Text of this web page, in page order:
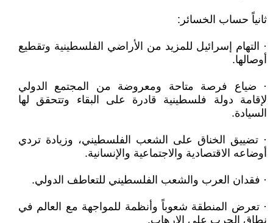
ثانياً حساب الخسائر:
· التهام إسرائيل للمزيد من الأراضي الفلسطينية وتقطيع
أوصالها.
· ضياع فرصة متاحة ومعروضة من المجتمع الدولي
لإقامة دولة فلسطينية قادرة على البقاء وتتحقق لها
السيادة.
· تضييق الخناق على الشعب الفلسطيني، وزيادة تردي
أوضاعه الاقتصادية والاجتماعية والإنسانية.
· فقدان العرب والشعب الفلسطيني للتعاطف الدولي.
· تعرض المنطقة شعوباً وأنظمة للمواجهة مع العالم في
نطاق الحرب على الإرهاب.